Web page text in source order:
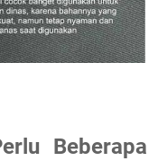
Beberapa